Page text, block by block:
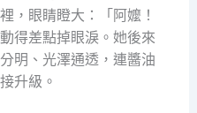
，眼睛瞪大：「阿嬤！
得差點掉眼淚。她後來
明、光澤通透，連醬油
升級。